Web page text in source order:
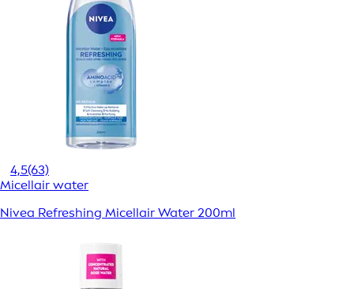
4,5(63)
Micellair water
Nivea Refreshing Micellair Water 200ml